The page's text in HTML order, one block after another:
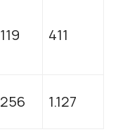
119 411
256 1.127